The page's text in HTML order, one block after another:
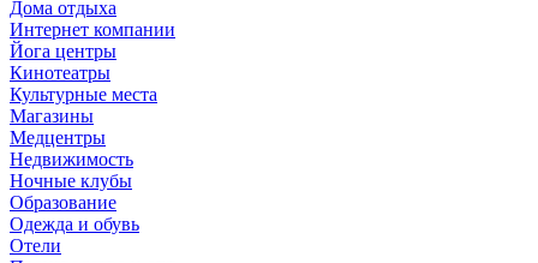
Дома отдыха
Интернет компании
Йога центры
Кинотеатры
Культурные места
Магазины
Медцентры
Недвижимость
Ночные клубы
Образование
Одежда и обувь
Отели